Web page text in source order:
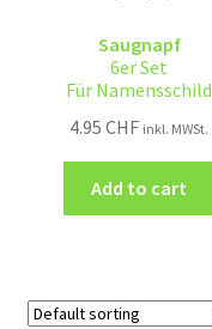
Saugnapf
6er Set
Für Namensschild
4.95CHF inkl. MWSt.
Add to cart